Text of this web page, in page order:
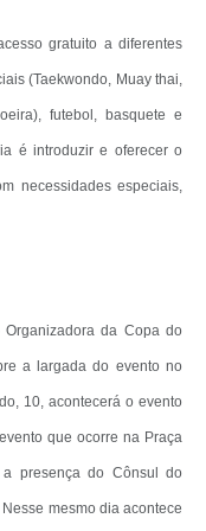
gratuito a diferentes
(Taekwondo, Muay thai,
futebol, basquete e
é introduzir e oferecer o
necessidades especiais,
da Copa do
a largada do evento no
10, acontecerá o evento
que ocorre na Praça
presença do Cônsul do
mesmo dia acontece